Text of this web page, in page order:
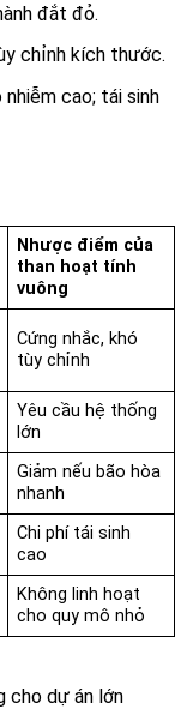
đắt đỏ.
chỉnh kích thước.
cao; tái sinh
Nhược điểm của
than hoạt tính
vuông
Cứng nhắc, khó
tùy chỉnh
Yêu cầu hệ thống
lớn
Giảm nếu bão hòa
nhanh
Chi phí tái sinh
cao
Không linh hoạt
cho quy mô nhỏ
cho dự án lớn